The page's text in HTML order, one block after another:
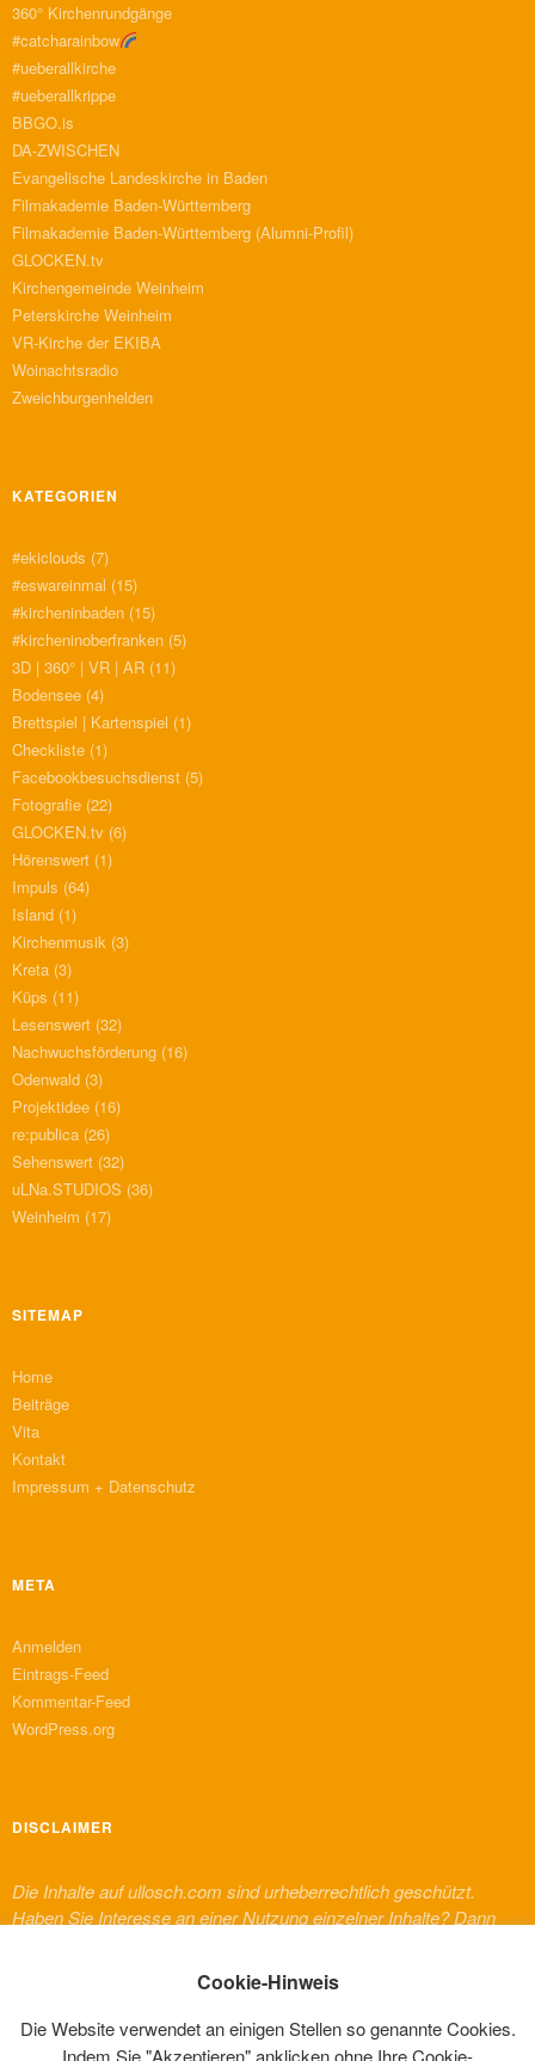
360° Kirchenrundgänge
#catcharainbow
#ueberallkirche
#ueberallkrippe
BBGO.is
DA-ZWISCHEN
Evangelische Landeskirche in Baden
Filmakademie Baden-Württemberg
Filmakademie Baden-Württemberg (Alumni-Profil)
GLOCKEN.tv
Kirchengemeinde Weinheim
Peterskirche Weinheim
VR-Kirche der EKIBA
Woinachtsradio
Zweichburgenhelden
KATEGORIEN
#ekiclouds (7)
#eswareinmal (15)
#kircheninbaden (15)
#kircheninoberfranken (5)
3D | 360° | VR | AR (11)
Bodensee (4)
Brettspiel | Kartenspiel (1)
Checkliste (1)
Facebookbesuchsdienst (5)
Fotografie (22)
GLOCKEN.tv (6)
Hörenswert (1)
Impuls (64)
Island (1)
Kirchenmusik (3)
Kreta (3)
Küps (11)
Lesenswert (32)
Nachwuchsförderung (16)
Odenwald (3)
Projektidee (16)
re:publica (26)
Sehenswert (32)
uLNa.STUDIOS (36)
Weinheim (17)
SITEMAP
Home
Beiträge
Vita
Kontakt
Impressum + Datenschutz
META
Anmelden
Eintrags-Feed
Kommentar-Feed
WordPress.org
DISCLAIMER
Die Inhalte auf ullosch.com sind urheberrechtlich geschützt.
Haben Sie Interesse an einer Nutzung einzelner Inhalte? Dann
dieser Website erscheinen, gelten deren urheberrechtliche
Bestimmungen und Regelungen.
Cookie-Hinweis
Die Website verwendet an einigen Stellen so genannte Cookies.